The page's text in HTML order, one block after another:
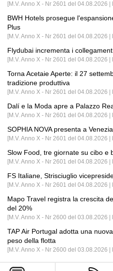
[M.V. Anno X - Nr 2601 del 04.08.2026 |
BWH Hotels prosegue
Plus
[M.V. Anno X - Nr 2601 del 04.08.2026 |
Flydubai incrementa i
[M.V. Anno X - Nr 2601 del 04.08.2026 |
Torna Acetaie Aperte: il 27
tradizione produttiva
[M.V. Anno X - Nr 2601 del 04.08.2026 |
Dalí e la Moda apre a Palazzo
[M.V. Anno X - Nr 2601 del 04.08.2026 |
SOPHIA NOVA presenta a
[M.V. Anno X - Nr 2601 del 04.08.2026
Slow Food, tre giornate su cibo e
[M.V. Anno X - Nr 2601 del 04.08.2026 |
FS Italiane, Strisciuglio
[M.V. Anno X - Nr 2601 del 04.08.2026 |
Mapo Travel registra la crescita
del 20%
[M.V. Anno X - Nr 2600 del 03.08.2026 |
TAP Air Portugal adotta una
peso della flotta
[M.V. Anno X - Nr 2600 del 03.08.2026